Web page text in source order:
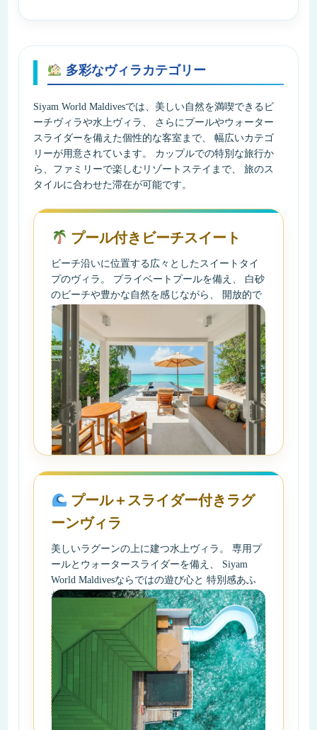
多彩なヴィラカテゴリー
Siyam World Maldivesでは、美しい自然を満喫できるビ
ーチヴィラや水上ヴィラ、 さらにプールやウォーター
スライダーを備えた個性的な客室まで、 幅広いカテゴ
リーが用意されています。 カップルでの特別な旅行か
ら、ファミリーで楽しむリゾートステイまで、 旅のス
タイルに合わせた滞在が可能です。
プール付きビーチスイート
ビーチ沿いに位置する広々としたスイートタイ
プのヴィラ。 プライベートプールを備え、 白砂
のビーチや豊かな自然を感じながら、 開放的で
贅沢なリゾート時間を楽しめます。
プール＋スライダー付きラグ
ーンヴィラ
美しいラグーンの上に建つ水上ヴィラ。 専用プ
ールとウォータースライダーを備え、 Siyam
World Maldivesならではの遊び心と 特別感あふ
れる滞在を楽しめます。